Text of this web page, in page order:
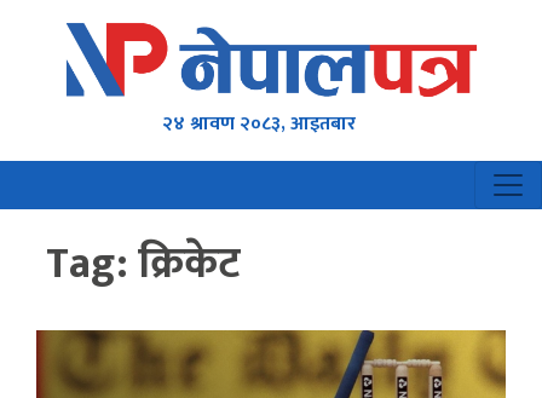
२४ श्रावण २०८३, आइतबार
Tag:क्रिकेट